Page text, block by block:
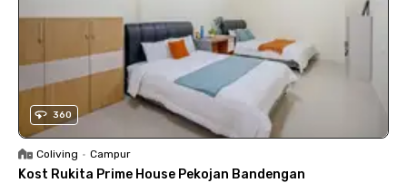
360
Coliving • Campur
Kost Rukita Prime House Pekojan Bandengan